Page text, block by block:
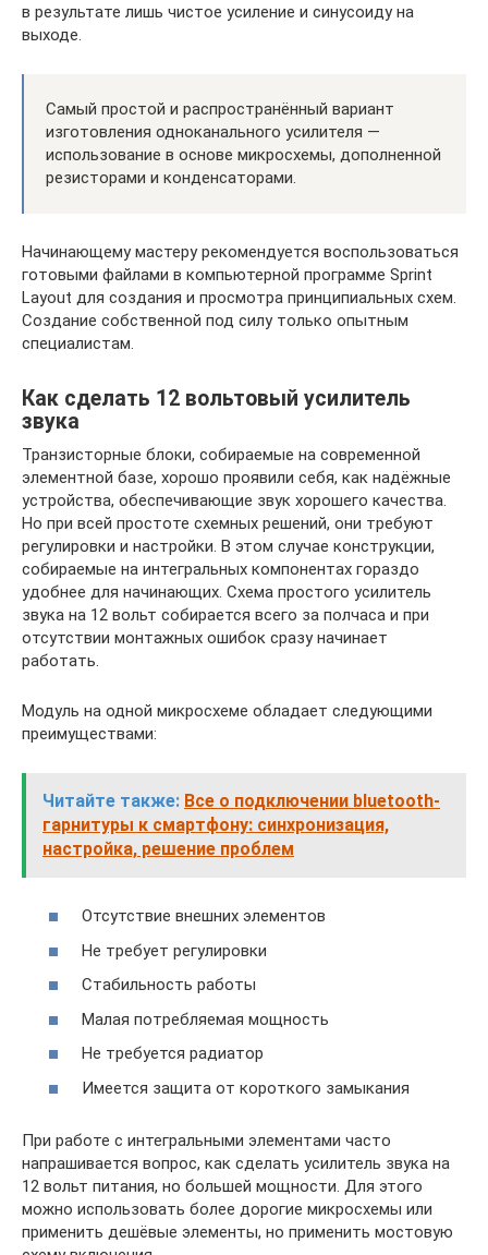
в результате лишь чистое усиление и синусоиду на
выходе.
Самый простой и распространённый вариант
изготовления одноканального усилителя —
использование в основе микросхемы, дополненной
резисторами и конденсаторами.
Начинающему мастеру рекомендуется воспользоваться
готовыми файлами в компьютерной программе Sprint
Layout для создания и просмотра принципиальных схем.
Создание собственной под силу только опытным
специалистам.
Как сделать 12 вольтовый усилитель
звука
Транзисторные блоки, собираемые на современной
элементной базе, хорошо проявили себя, как надёжные
устройства, обеспечивающие звук хорошего качества.
Но при всей простоте схемных решений, они требуют
регулировки и настройки. В этом случае конструкции,
собираемые на интегральных компонентах гораздо
удобнее для начинающих. Схема простого усилитель
звука на 12 вольт собирается всего за полчаса и при
отсутствии монтажных ошибок сразу начинает
работать.
Модуль на одной микросхеме обладает следующими
преимуществами:
Читайте также: Все о подключении bluetooth-
гарнитуры к смартфону: синхронизация,
настройка, решение проблем
Отсутствие внешних элементов
Не требует регулировки
Стабильность работы
Малая потребляемая мощность
Не требуется радиатор
Имеется защита от короткого замыкания
При работе с интегральными элементами часто
напрашивается вопрос, как сделать усилитель звука на
12 вольт питания, но большей мощности. Для этого
можно использовать более дорогие микросхемы или
применить дешёвые элементы, но применить мостовую